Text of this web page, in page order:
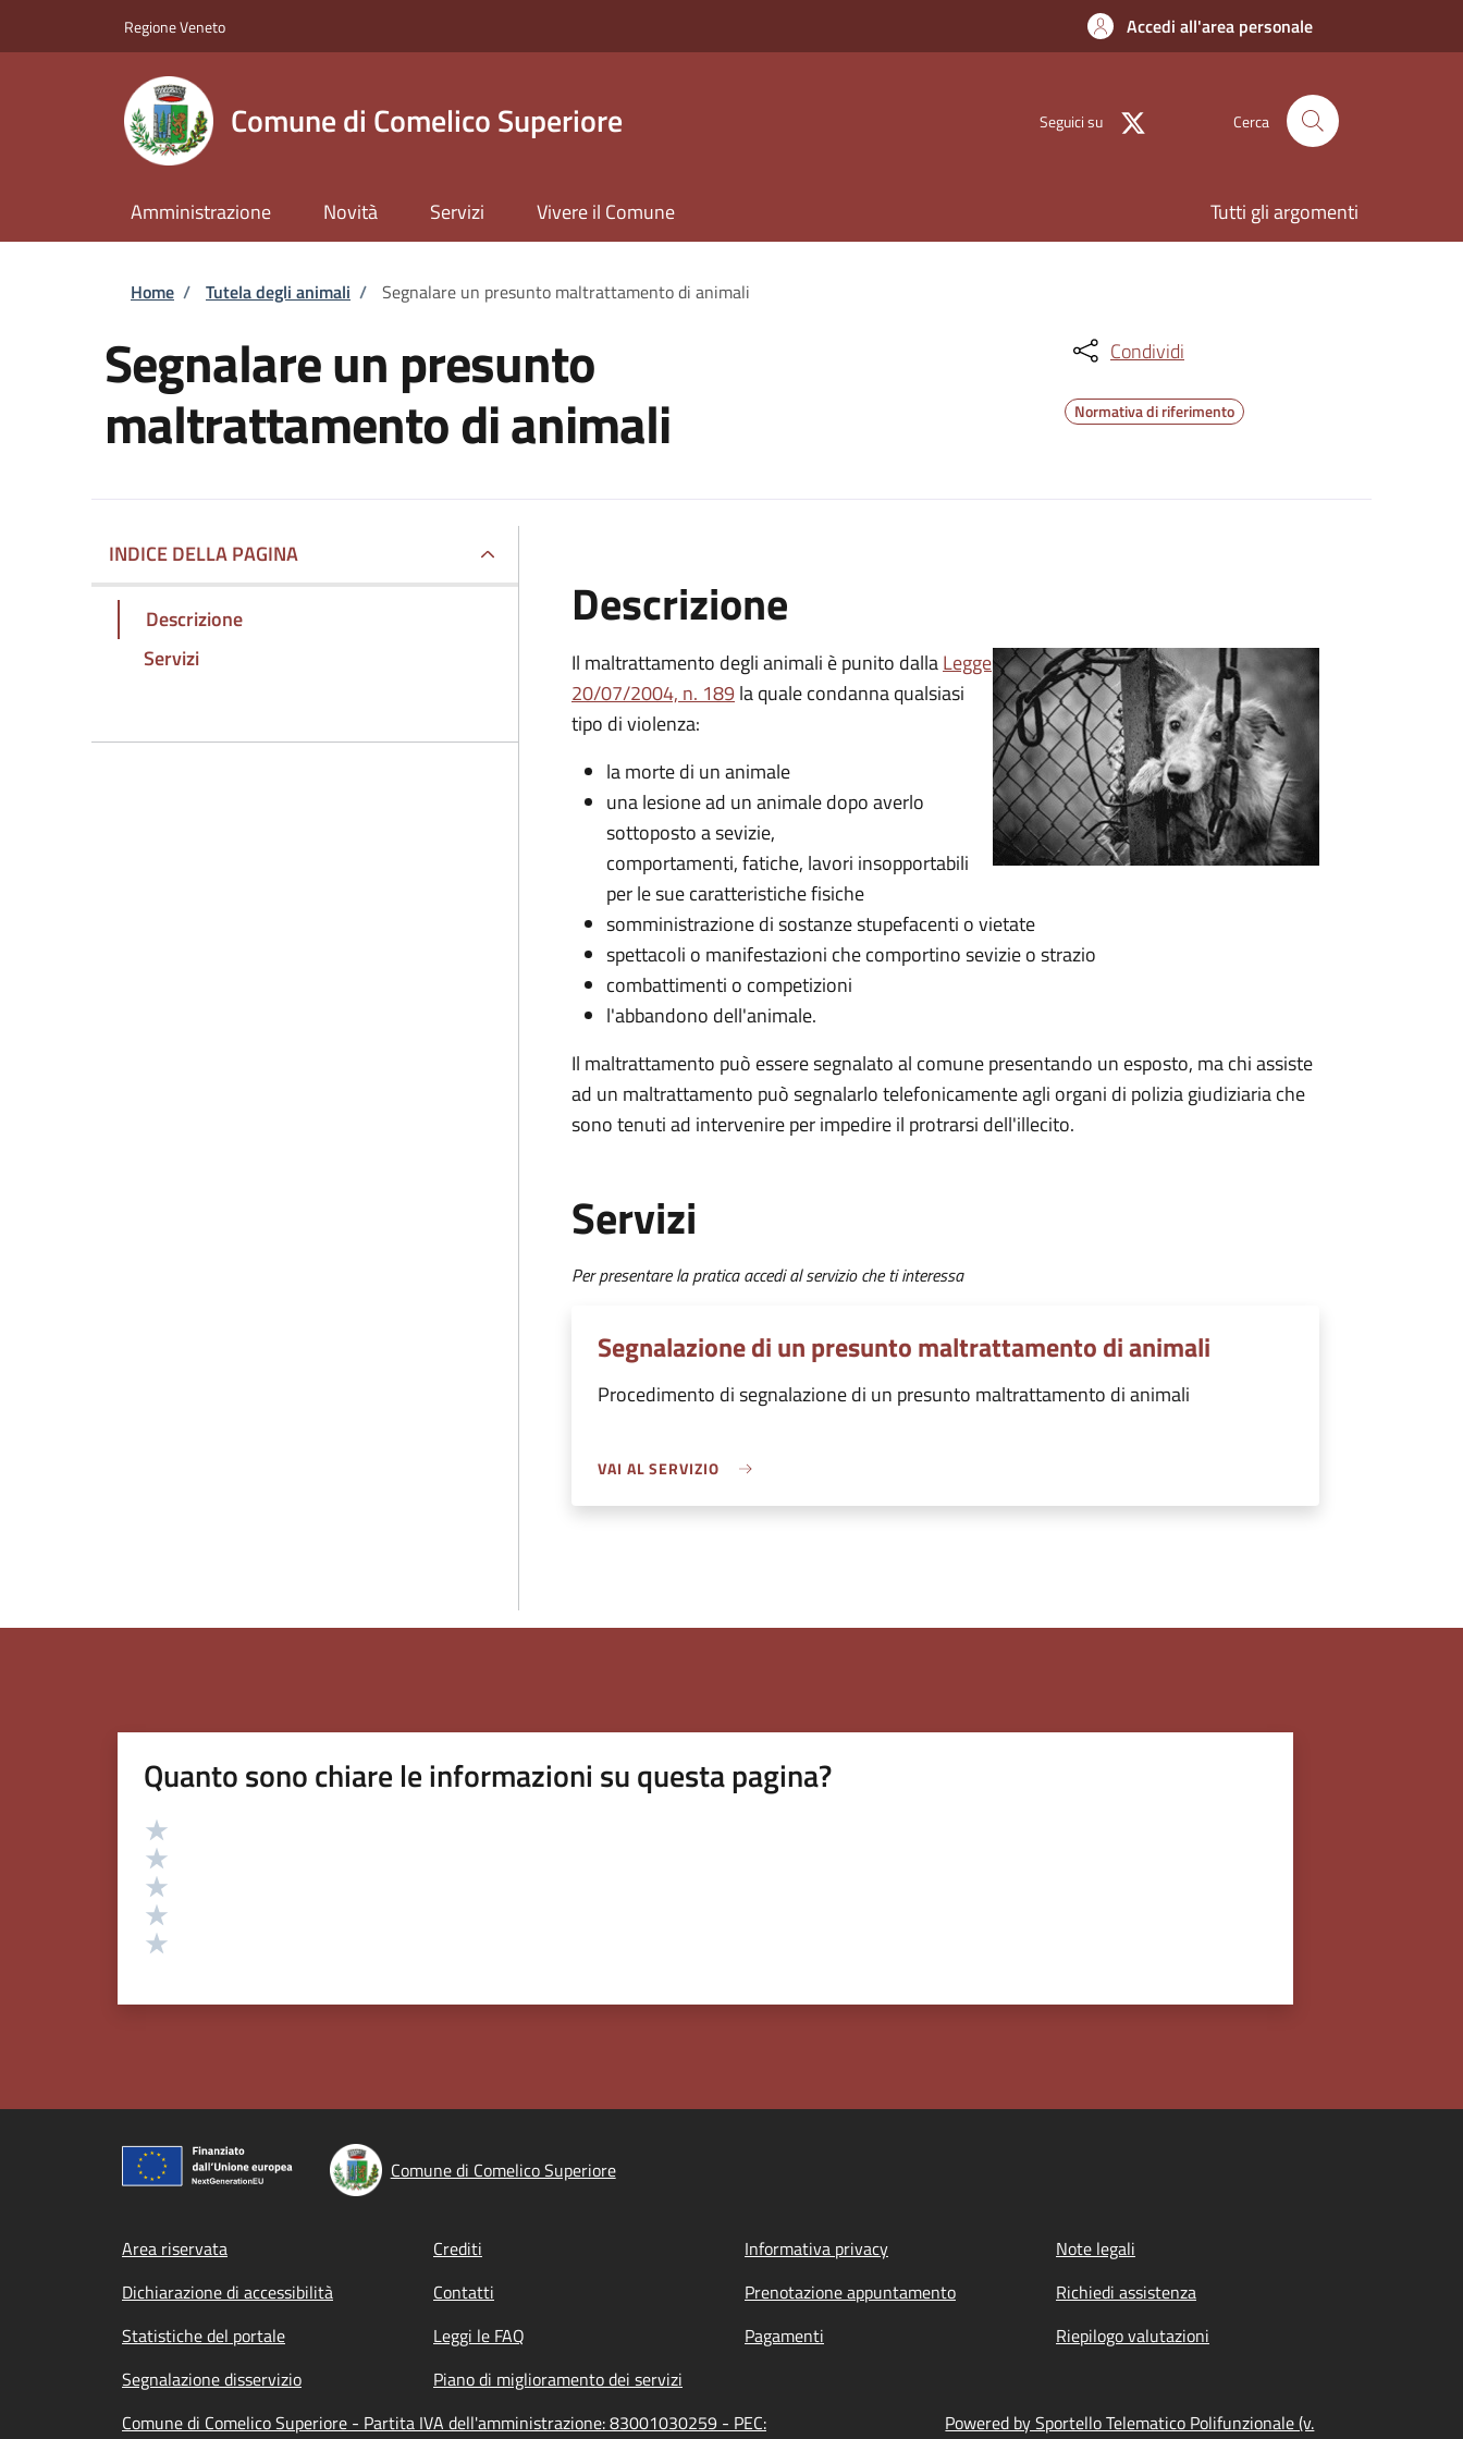
Regione Veneto Accedi all'area personale
Comune di Comelico Superiore Seguici su Cerca
Amministrazione Novità Servizi Vivere il Comune Tutti gli argomenti
Briciole di pane
Home / Tutela degli animali / Segnalare un presunto maltrattamento di animali
Segnalare un presunto
maltrattamento di animali
Condividi
Normativa di riferimento
INDICE DELLA PAGINA
Descrizione
Servizi
Descrizione
Il maltrattamento degli animali è punito dallaLegge
20/07/2004, n. 189la quale condanna qualsiasi
tipo di violenza:
la morte di un animale
una lesione ad un animale dopo averlo
sottoposto a sevizie,
comportamenti, fatiche, lavori insopportabili
per le sue caratteristiche fisiche
somministrazione di sostanze stupefacenti o vietate
spettacoli o manifestazioni che comportino sevizie o strazio
combattimenti o competizioni
l'abbandono dell'animale.
Il maltrattamento può essere segnalato al comune presentando un esposto, ma chi assiste
ad un maltrattamento può segnalarlo telefonicamente agli organi di polizia giudiziaria che
sono tenuti ad intervenire per impedire il protrarsi dell'illecito.
Servizi
Per presentare la pratica accedi al servizio che ti interessa
Segnalazione di un presunto maltrattamento di animali
Procedimento di segnalazione di un presunto maltrattamento di animali
VAI AL SERVIZIO
Quanto sono chiare le informazioni su questa pagina?
Valutazione
Comune di Comelico Superiore
Footer menu
Area riservata Crediti Informativa privacy
Note legali
Dichiarazione di accessibilità
Contatti Prenotazione appuntamento
Richiedi assistenza
Statistiche del portale
Leggi le FAQ Pagamenti
Riepilogo valutazioni
Segnalazione disservizio
Piano di miglioramento dei servizi
Comune di Comelico Superiore - Partita IVA dell'amministrazione: 83001030259 - PEC:
Powered by Sportello Telematico Polifunzionale (v.